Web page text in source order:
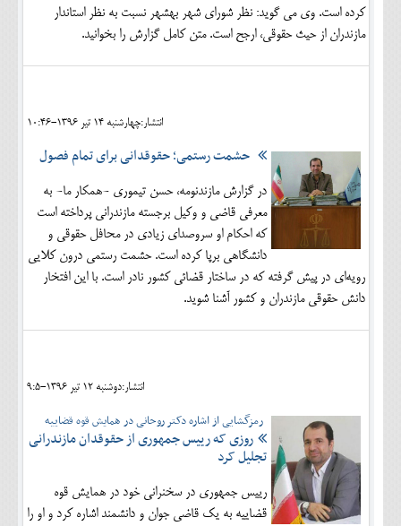
کرده است. وی می گوید: نظر شورای شهر بهشهر نسبت به نظر استاندار
مازندران از حیث حقوقی، ارجح است. متن کامل گزارش را بخوانید.
انتشار:چهارشنبه 14 تير 1396-10:46
حشمت رستمی؛ حقوقدانی برای تمام فصول
در گزارش مازندنومه، حسن تیموری -همکار ما- به
معرفی قاضی و وکیل برجسته مازندرانی پرداخته است
که احکام او سروصدای زیادی در محافل حقوقی و
دانشگاهی برپا کرده است. حشمت رستمی درون کلایی
رویه‌ای در پیش گرفته که در ساختار قضائی کشور نادر است. با این افتخار
دانش حقوقی مازندران و کشور آشنا شوید.
انتشار:دوشنبه 12 تير 1396-9:5
رمزگشایی از اشاره دکتر روحانی در همایش قوه قضاییه
روزی که رییس جمهوری از حقوقدان مازندرانی
تجلیل کرد
رییس جمهوری در سخنرانی خود در همایش قوه
قضاییه به یک قاضی جوان و دانشمند اشاره کرد و او را